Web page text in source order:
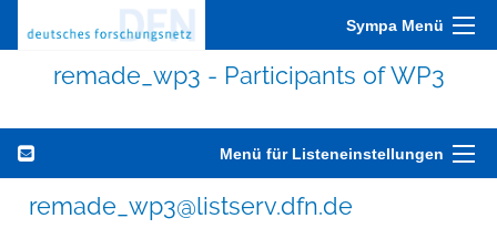
Sympa Menü
remade_wp3 - Participants of WP3
Menü für Listeneinstellungen
remade_wp3@listserv.dfn.de